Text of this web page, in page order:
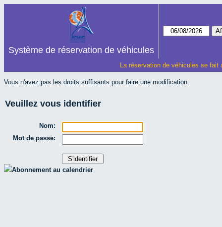
Système de réservation de véhicules
La réservation de véhicules se
Vous n'avez pas les droits suffisants pour faire une modification.
Veuillez vous identifier
Nom:
Mot de passe:
Abonnement au calendrier